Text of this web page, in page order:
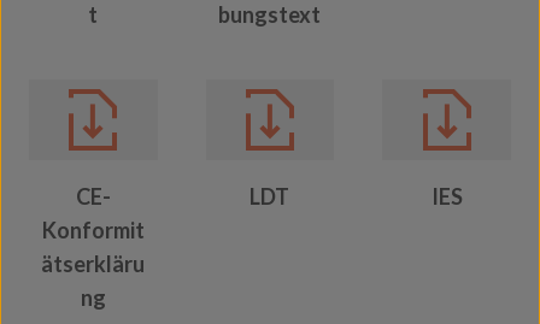
t
bungstext
CE-
Konformit
ätserkläru
ng
LDT IES